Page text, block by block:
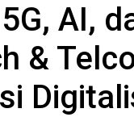
AI,
&